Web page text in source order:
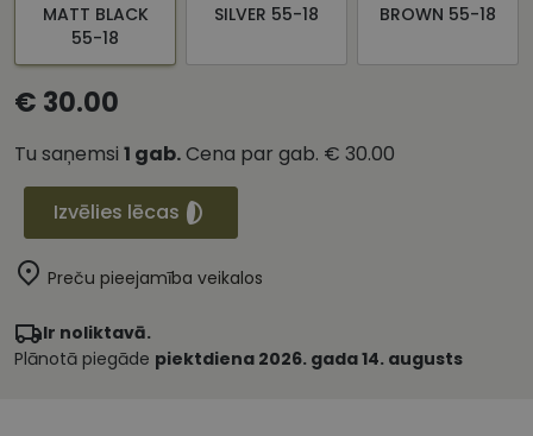
MATT BLACK
55-18
SILVER 55-18 BROWN 55-18
€ 30.00
Tu saņemsi 1 gab.Cena par gab. € 30.00
Izvēlies lēcas
Preču pieejamība veikalos
Ir noliktavā.
Plānotā piegāde piektdiena 2026. gada 14. augusts